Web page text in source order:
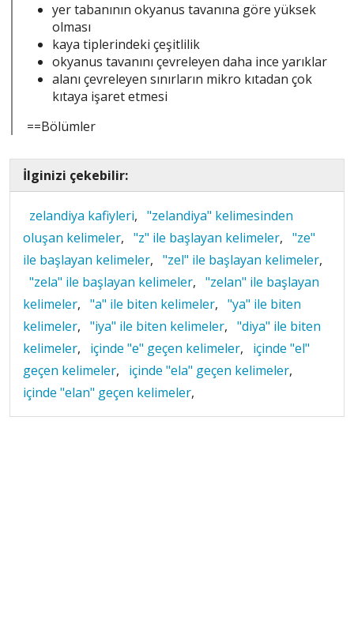
yer tabanının okyanus tavanına göre yüksek
olması
kaya tiplerindeki çeşitlilik
okyanus tavanını çevreleyen daha ince yarıklar
alanı çevreleyen sınırların mikro kıtadan çok
kıtaya işaret etmesi
==Bölümler
İlginizi çekebilir:
zelandiya kafiyleri, "zelandiya" kelimesinden
oluşan kelimeler, "z" ile başlayan kelimeler, "ze"
ile başlayan kelimeler, "zel" ile başlayan kelimeler,
"zela" ile başlayan kelimeler, "zelan" ile başlayan
kelimeler, "a" ile biten kelimeler, "ya" ile biten
kelimeler, "iya" ile biten kelimeler, "diya" ile biten
kelimeler, içinde "e" geçen kelimeler,
içinde "el"
geçen kelimeler, içinde "ela" geçen kelimeler,
içinde "elan" geçen kelimeler,